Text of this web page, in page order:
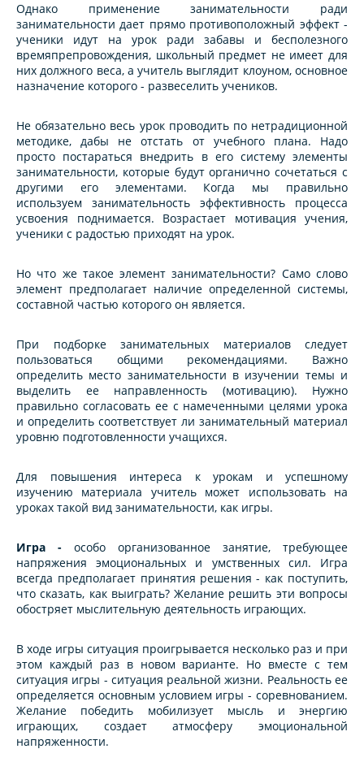
Однако применение занимательности ради
занимательности дает прямо противоположный эффект -
ученики идут на урок ради забавы и бесполезного
времяпрепровождения, школьный предмет не имеет для
них должного веса, а учитель выглядит клоуном, основное
назначение которого - развеселить учеников.
Не обязательно весь урок проводить по нетрадиционной
методике, дабы не отстать от учебного плана. Надо
просто постараться внедрить в его систему элементы
занимательности, которые будут органично сочетаться с
другими его элементами. Когда мы правильно
используем занимательность эффективность процесса
усвоения поднимается. Возрастает мотивация учения,
ученики с радостью приходят на урок.
Но что же такое элемент занимательности? Само слово
элемент предполагает наличие определенной системы,
составной частью которого он является.
При подборке занимательных материалов следует
пользоваться общими рекомендациями. Важно
определить место занимательности в изучении темы и
выделить ее направленность (мотивацию). Нужно
правильно согласовать ее с намеченными целями урока
и определить соответствует ли занимательный материал
уровню подготовленности учащихся.
Для повышения интереса к урокам и успешному
изучению материала учитель может использовать на
уроках такой вид занимательности, как игры.
Игра - особо организованное занятие, требующее
напряжения эмоциональных и умственных сил. Игра
всегда предполагает принятия решения - как поступить,
что сказать, как выиграть? Желание решить эти вопросы
обостряет мыслительную деятельность играющих.
В ходе игры ситуация проигрывается несколько раз и при
этом каждый раз в новом варианте. Но вместе с тем
ситуация игры - ситуация реальной жизни. Реальность ее
определяется основным условием игры - соревнованием.
Желание победить мобилизует мысль и энергию
играющих, создает атмосферу эмоциональной
напряженности.